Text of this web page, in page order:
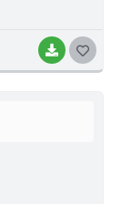
BAIXAR